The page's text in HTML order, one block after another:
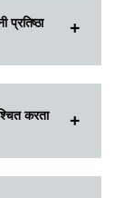
प्रतिष्ठा
करता